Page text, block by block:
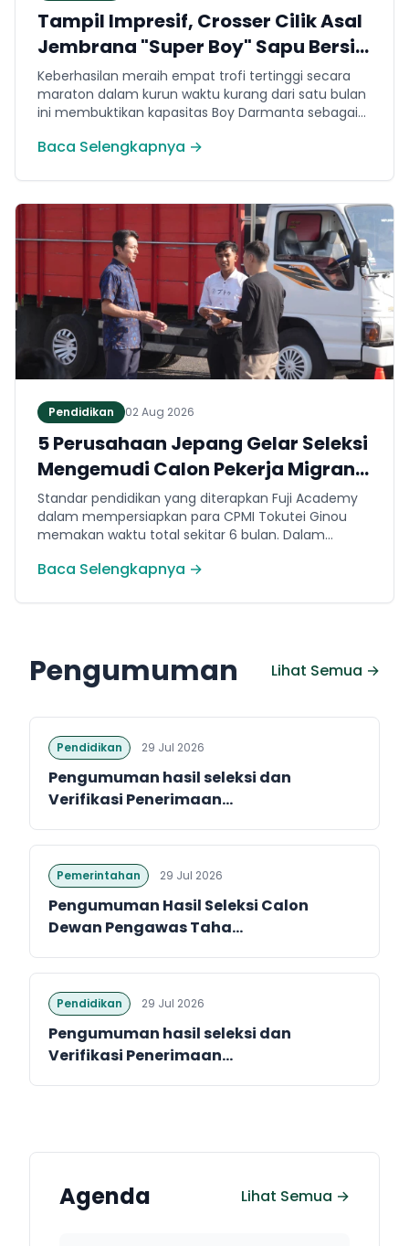
Tampil Impresif, Crosser Cilik Asal
Jembrana "Super Boy" Sapu Bersih
4 Gelar Juara Motocross 50cc di
Jawa
Keberhasilan meraih empat trofi tertinggi secara
maraton dalam kurun waktu kurang dari satu bulan
ini membuktikan kapasitas Boy Darmanta sebagai
dimiliki Jembrana di kancah motocross nasional
Baca Selengkapnya →
Pendidikan 02 Aug 2026
5 Perusahaan Jepang Gelar Seleksi
Mengemudi Calon Pekerja Migran
Jembrana
Standar pendidikan yang diterapkan Fuji Academy
dalam mempersiapkan para CPMI Tokutei Ginou
memakan waktu total sekitar 6 bulan. Dalam
menguasai sejumlah kompetensi. Seperti
(internal Fuji Academy). Sertifikasi resmi bahasa
Jepang.
Baca Selengkapnya →
Pengumuman Lihat Semua →
Pendidikan 29 Jul 2026
Pengumuman hasil seleksi dan
Verifikasi Penerimaan...
Pemerintahan 29 Jul 2026
Pengumuman Hasil Seleksi Calon
Dewan Pengawas Taha...
Pendidikan 29 Jul 2026
Pengumuman hasil seleksi dan
Verifikasi Penerimaan...
Agenda Lihat Semua →